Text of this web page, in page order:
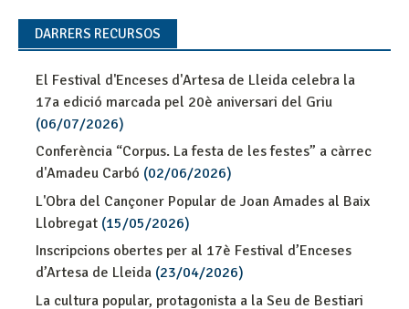
DARRERS RECURSOS
El Festival d'Enceses d'Artesa de Lleida celebra la
17a edició marcada pel 20è aniversari del Griu
(06/07/2026)
Conferència “Corpus. La festa de les festes” a càrrec
d'Amadeu Carbó (02/06/2026)
L'Obra del Cançoner Popular de Joan Amades al Baix
Llobregat (15/05/2026)
Inscripcions obertes per al 17è Festival d’Enceses
d’Artesa de Lleida (23/04/2026)
La cultura popular, protagonista a la Seu de Bestiari